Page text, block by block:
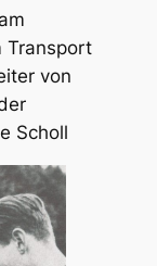
Transport
von
Scholl